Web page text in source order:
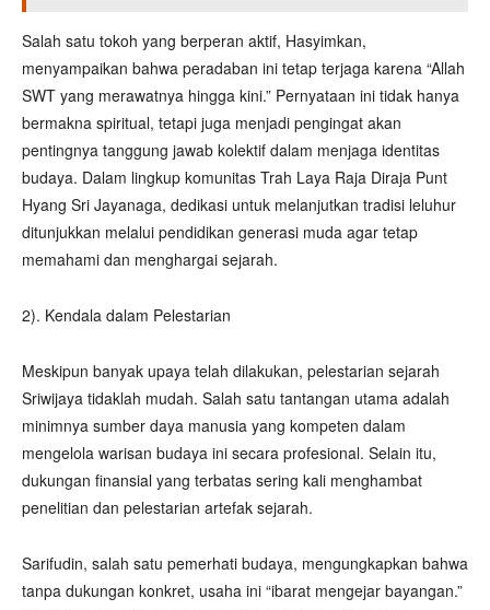
Salah satu tokoh yang berperan aktif, Hasyimkan,
menyampaikan bahwa peradaban ini tetap terjaga karena “Allah
SWT yang merawatnya hingga kini.” Pernyataan ini tidak hanya
bermakna spiritual, tetapi juga menjadi pengingat akan
pentingnya tanggung jawab kolektif dalam menjaga identitas
budaya. Dalam lingkup komunitas Trah Laya Raja Diraja Punt
Hyang Sri Jayanaga, dedikasi untuk melanjutkan tradisi leluhur
ditunjukkan melalui pendidikan generasi muda agar tetap
memahami dan menghargai sejarah.
2). Kendala dalam Pelestarian
Meskipun banyak upaya telah dilakukan, pelestarian sejarah
Sriwijaya tidaklah mudah. Salah satu tantangan utama adalah
minimnya sumber daya manusia yang kompeten dalam
mengelola warisan budaya ini secara profesional. Selain itu,
dukungan finansial yang terbatas sering kali menghambat
penelitian dan pelestarian artefak sejarah.
Sarifudin, salah satu pemerhati budaya, mengungkapkan bahwa
tanpa dukungan konkret, usaha ini “ibarat mengejar bayangan.”